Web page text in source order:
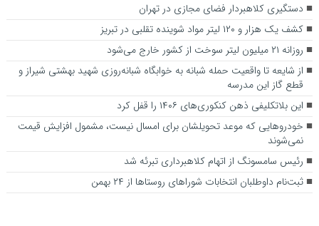
دستگیری کلاهبردار فضای مجازی در تهران
کشف یک هزار و ۱۲۰ لیتر مواد شوینده تقلبی در تبریز
روزانه ۲۱ میلیون لیتر سوخت از کشور خارج می‌شود
از شایعه تا واقعیت حمله شبانه به خوابگاه شبانه‌روزی شهید بهشتی شیراز و
قطع گاز این مدرسه
این بلاتکلیفی ذهن کنکوری‌های ۱۴۰۶ را قفل کرد
خودرو‌هایی که موعد تحویلشان برای امسال نیست، مشمول افزایش قیمت
نمی‌شوند
رئیس سامسونگ از اتهام کلاهبرداری تبرئه شد
ثبت‌نام داوطلبان انتخابات شورا‌های روستا‌ها از ۲۴ بهمن